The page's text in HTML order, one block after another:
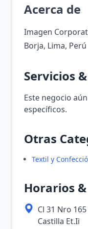
Acerca de
Imagen
Borja, Lima, Perú
Servicios
Este negocio
específicos.
Otras
Textil y
Horarios
Cl 31 Nro
Castilla Et.Ii